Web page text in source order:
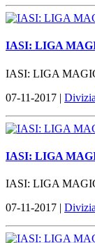
IASI: LIGA
IASI: LIGA
07-11-2017 |
IASI: LIGA
IASI: LIGA
07-11-2017 |